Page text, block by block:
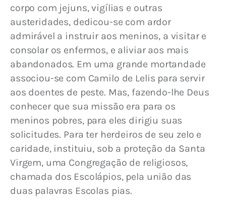
corpo com jejuns, vigílias e outras
austeridades, dedicou-se com ardor
admirável a instruir aos meninos, a visitar e
consolar os enfermos, e aliviar aos mais
abandonados. Em uma grande mortandade
associou-se com Camilo de Lelis para servir
aos doentes de peste. Mas, fazendo-lhe Deus
conhecer que sua missão era para os
meninos pobres, para eles dirigiu suas
solicitudes. Para ter herdeiros de seu zelo e
caridade, instituiu, sob a proteção da Santa
Virgem, uma Congregação de religiosos,
chamada dos Escolápios, pela união das
duas palavras Escolas pias.